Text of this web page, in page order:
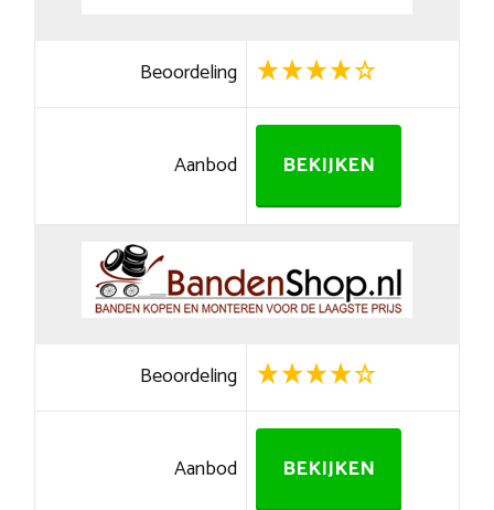
Beoordeling
Aanbod BEKIJKEN
Beoordeling
Aanbod BEKIJKEN